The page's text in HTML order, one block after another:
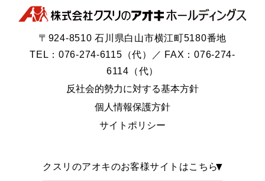
〒924-8510 石川県白山市横江町5180番地
TEL：076-274-6115（代）／ FAX：076-274-
6114（代）
反社会的勢力に対する基本方針
個人情報保護方針
サイトポリシー
クスリのアオキのお客様サイトはこちら